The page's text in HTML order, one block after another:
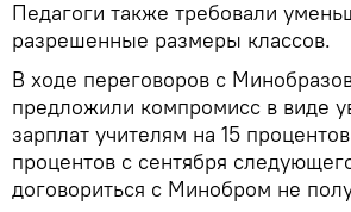
Педагоги также требовали
разрешенные размеры классов.
В ходе переговоров с
предложили компромисс в виде
зарплат учителям на 15
процентов с сентября
договориться с Минобром не